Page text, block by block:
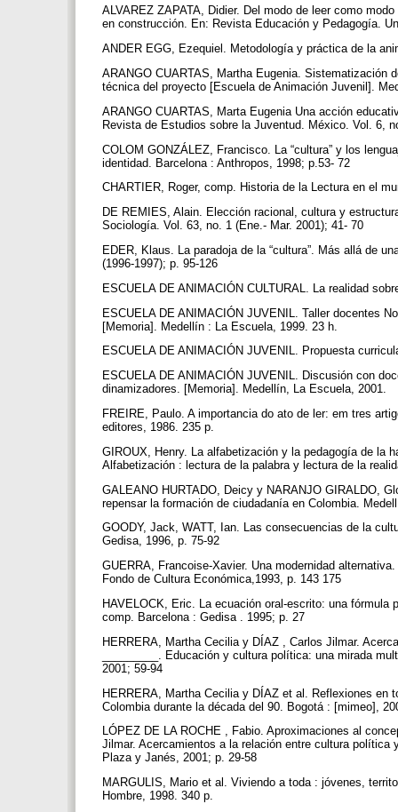
ALVAREZ ZAPATA, Didier. Del modo de leer como
en construcción. En: Revista Educación y Pedagogía.
ANDER EGG, Ezequiel. Metodología y práctica de la
ARANGO CUARTAS, Martha Eugenia. Sistematización
técnica del proyecto [Escuela de Animación Juvenil].
ARANGO CUARTAS, Marta Eugenia Una acción
Revista de Estudios sobre la Juventud. México. Vol. 6,
COLOM GONZÁLEZ, Francisco. La “cultura” y los
identidad. Barcelona : Anthropos, 1998; p.53- 72
CHARTIER, Roger, comp. Historia de la Lectura en el
DE REMIES, Alain. Elección racional, cultura y
Sociología. Vol. 63, no. 1 (Ene.- Mar. 2001); 41- 70
EDER, Klaus. La paradoja de la “cultura”. Más allá de
(1996-1997); p. 95-126
ESCUELA DE ANIMACIÓN CULTURAL. La realidad
ESCUELA DE ANIMACIÓN JUVENIL. Taller docentes
[Memoria]. Medellín : La Escuela, 1999. 23 h.
ESCUELA DE ANIMACIÓN JUVENIL. Propuesta
ESCUELA DE ANIMACIÓN JUVENIL. Discusión con
dinamizadores. [Memoria]. Medellín, La Escuela, 2001.
FREIRE, Paulo. A importancia do ato de ler: em tres
editores, 1986. 235 p.
GIROUX, Henry. La alfabetización y la pedagogía de la
Alfabetización : lectura de la palabra y lectura de la
GALEANO HURTADO, Deicy y NARANJO GIRALDO,
repensar la formación de ciudadanía en Colombia.
GOODY, Jack, WATT, Ian. Las consecuencias de la
Gedisa, 1996, p. 75-92
GUERRA, Francoise-Xavier. Una modernidad
Fondo de Cultura Económica,1993, p. 143 175
HAVELOCK, Eric. La ecuación oral-escrito: una
comp. Barcelona : Gedisa . 1995; p. 27
HERRERA, Martha Cecilia y DÍAZ , Carlos Jilmar.
_________. Educación y cultura política: una mirada
2001; 59-94
HERRERA, Martha Cecilia y DÍAZ et al. Reflexiones en
Colombia durante la década del 90. Bogotá : [mimeo],
LÓPEZ DE LA ROCHE , Fabio. Aproximaciones al
Jilmar. Acercamientos a la relación entre cultura
Plaza y Janés, 2001; p. 29-58
MARGULIS, Mario et al. Viviendo a toda : jóvenes,
Hombre, 1998. 340 p.